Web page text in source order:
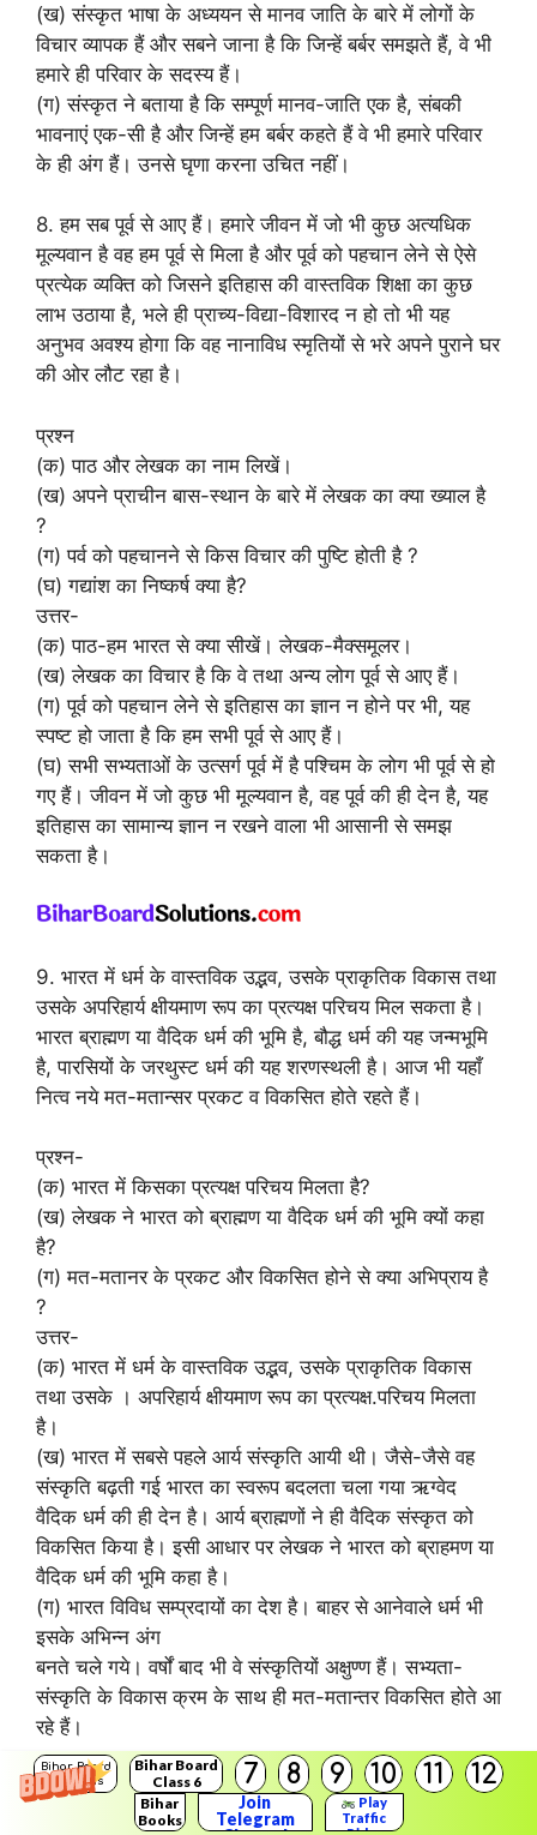
Bihar Board
Solutions
Bihar Board
Class 6
7 8 9 10 11 12
Bihar
Books
Join
Telegram
Play
Traffic
(ख) संस्कृत भाषा के अध्ययन से मानव जाति के बारे में लोगों के
विचार व्यापक हैं और सबने जाना है कि जिन्हें बर्बर समझते हैं, वे भी
हमारे ही परिवार के सदस्य हैं।
(ग) संस्कृत ने बताया है कि सम्पूर्ण मानव-जाति एक है, संबकी
भावनाएं एक-सी है और जिन्हें हम बर्बर कहते हैं वे भी हमारे परिवार
के ही अंग हैं। उनसे घृणा करना उचित नहीं।
8. हम सब पूर्व से आए हैं। हमारे जीवन में जो भी कुछ अत्यधिक
मूल्यवान है वह हम पूर्व से मिला है और पूर्व को पहचान लेने से ऐसे
प्रत्येक व्यक्ति को जिसने इतिहास की वास्तविक शिक्षा का कुछ
लाभ उठाया है, भले ही प्राच्य-विद्या-विशारद न हो तो भी यह
अनुभव अवश्य होगा कि वह नानाविध स्मृतियों से भरे अपने पुराने घर
की ओर लौट रहा है।
प्रश्न
(क) पाठ और लेखक का नाम लिखें।
(ख) अपने प्राचीन बास-स्थान के बारे में लेखक का क्या ख्याल है
?
(ग) पर्व को पहचानने से किस विचार की पुष्टि होती है ?
(घ) गद्यांश का निष्कर्ष क्या है?
उत्तर-
(क) पाठ-हम भारत से क्या सीखें। लेखक-मैक्समूलर।
(ख) लेखक का विचार है कि वे तथा अन्य लोग पूर्व से आए हैं।
(ग) पूर्व को पहचान लेने से इतिहास का ज्ञान न होने पर भी, यह
स्पष्ट हो जाता है कि हम सभी पूर्व से आए हैं।
(घ) सभी सभ्यताओं के उत्सर्ग पूर्व में है पश्चिम के लोग भी पूर्व से हो
गए हैं। जीवन में जो कुछ भी मूल्यवान है, वह पूर्व की ही देन है, यह
इतिहास का सामान्य ज्ञान न रखने वाला भी आसानी से समझ
सकता है।
9. भारत में धर्म के वास्तविक उद्भव, उसके प्राकृतिक विकास तथा
उसके अपरिहार्य क्षीयमाण रूप का प्रत्यक्ष परिचय मिल सकता है।
भारत ब्राह्मण या वैदिक धर्म की भूमि है, बौद्ध धर्म की यह जन्मभूमि
है, पारसियों के जरथुस्ट धर्म की यह शरणस्थली है। आज भी यहाँ
नित्व नये मत-मतान्सर प्रकट व विकसित होते रहते हैं।
प्रश्न-
(क) भारत में किसका प्रत्यक्ष परिचय मिलता है?
(ख) लेखक ने भारत को ब्राह्मण या वैदिक धर्म की भूमि क्यों कहा
है?
(ग) मत-मतानर के प्रकट और विकसित होने से क्या अभिप्राय है
?
उत्तर-
(क) भारत में धर्म के वास्तविक उद्भव, उसके प्राकृतिक विकास
तथा उसके । अपरिहार्य क्षीयमाण रूप का प्रत्यक्ष.परिचय मिलता
है।
(ख) भारत में सबसे पहले आर्य संस्कृति आयी थी। जैसे-जैसे वह
संस्कृति बढ़ती गई भारत का स्वरूप बदलता चला गया ऋग्वेद
वैदिक धर्म की ही देन है। आर्य ब्राह्मणों ने ही वैदिक संस्कृत को
विकसित किया है। इसी आधार पर लेखक ने भारत को ब्राहमण या
वैदिक धर्म की भूमि कहा है।
(ग) भारत विविध सम्प्रदायों का देश है। बाहर से आनेवाले धर्म भी
इसके अभिन्न अंग
बनते चले गये। वर्षों बाद भी वे संस्कृतियों अक्षुण्ण हैं। सभ्यता-
संस्कृति के विकास क्रम के साथ ही मत-मतान्तर विकसित होते आ
रहे हैं।
वस्तुनिष्ठ प्रश्न